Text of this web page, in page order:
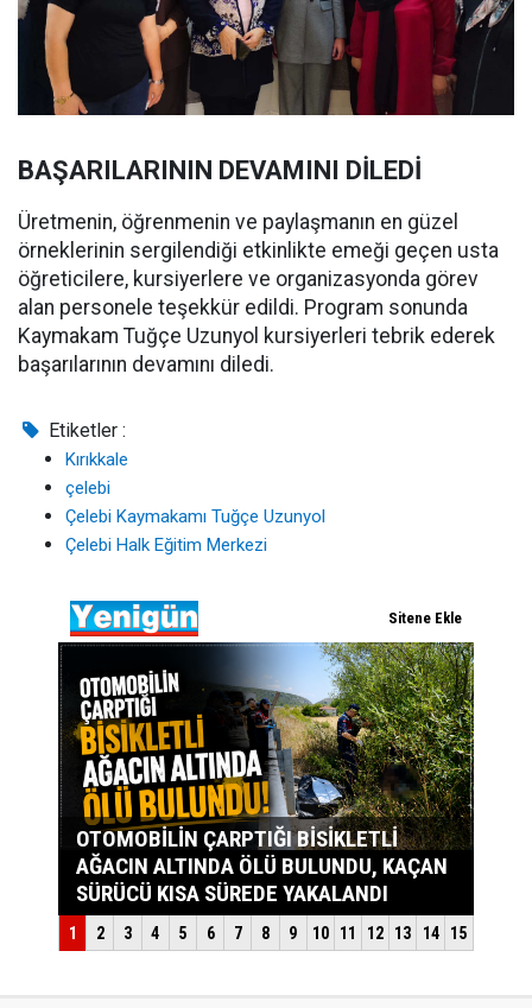
BAŞARILARININ DEVAMINI DİLEDİ
Üretmenin, öğrenmenin ve paylaşmanın en güzel
örneklerinin sergilendiği etkinlikte emeği geçen usta
öğreticilere, kursiyerlere ve organizasyonda görev
alan personele teşekkür edildi. Program sonunda
Kaymakam Tuğçe Uzunyol kursiyerleri tebrik ederek
başarılarının devamını diledi.
Etiketler :
Kırıkkale
çelebi
Çelebi Kaymakamı Tuğçe Uzunyol
Çelebi Halk Eğitim Merkezi